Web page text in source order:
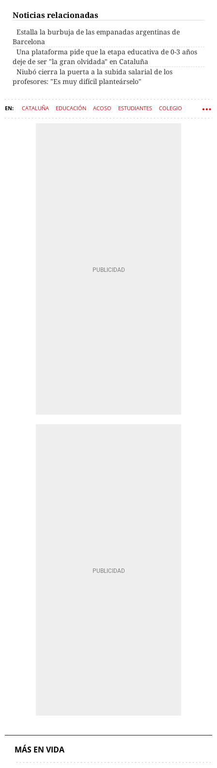
Noticias relacionadas
Estalla la burbuja de las empanadas argentinas de
Barcelona
Una plataforma pide que la etapa educativa de 0-3 años
deje de ser "la gran olvidada" en Cataluña
Niubó cierra la puerta a la subida salarial de los
profesores: "Es muy difícil planteárselo"
CATALUÑA EDUCACIÓN ACOSO ESTUDIANTES COLEGIO
MÁS EN VIDA